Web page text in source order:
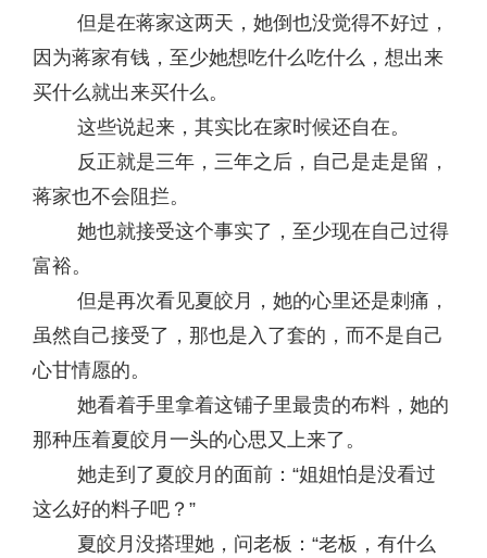
但是在蒋家这两天，她倒也没觉得不好过，
因为蒋家有钱，至少她想吃什么吃什么，想出来
买什么就出来买什么。
这些说起来，其实比在家时候还自在。
反正就是三年，三年之后，自己是走是留，
蒋家也不会阻拦。
她也就接受这个事实了，至少现在自己过得
富裕。
但是再次看见夏皎月，她的心里还是刺痛，
虽然自己接受了，那也是入了套的，而不是自己
心甘情愿的。
她看着手里拿着这铺子里最贵的布料，她的
那种压着夏皎月一头的心思又上来了。
她走到了夏皎月的面前：“姐姐怕是没看过
这么好的料子吧？”
夏皎月没搭理她，问老板：“老板，有什么